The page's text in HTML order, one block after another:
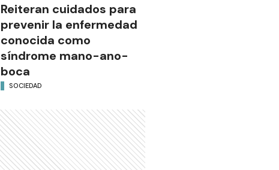
Reiteran cuidados para
prevenir la enfermedad
conocida como
síndrome mano-ano-
boca
SOCIEDAD